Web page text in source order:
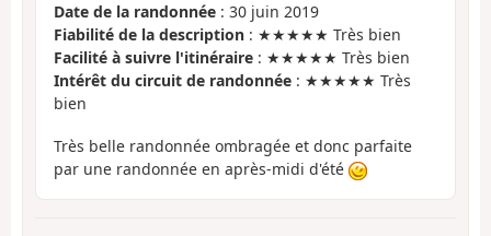
Date de la randonnée : 30 juin 2019
Fiabilité de la description : ★★★★★ Très bien
Facilité à suivre l'itinéraire : ★★★★★ Très bien
Intérêt du circuit de randonnée : ★★★★★ Très
bien
Très belle randonnée ombragée et donc parfaite
par une randonnée en après-midi d'été